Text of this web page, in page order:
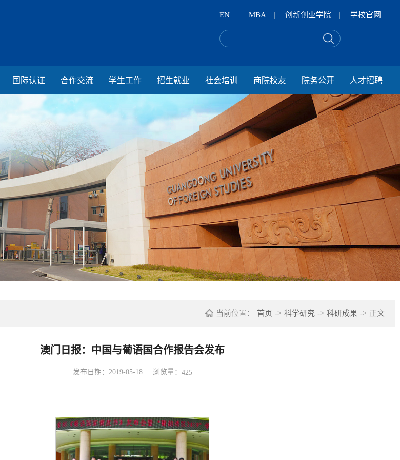
EN | MBA | 创新创业学院 | 学校官网
国际认证 合作交流 学生工作 招生就业 社会培训 商院校友 院务公开 人才招聘
当前位置： 首页 -> 科学研究 -> 科研成果 -> 正文
澳门日报：中国与葡语国合作报告会发布
发布日期：2019-05-18 浏览量： 425